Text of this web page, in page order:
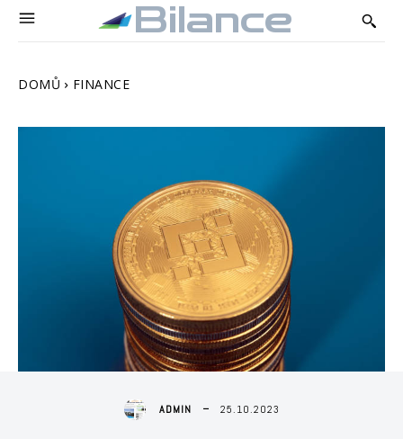
Bilance
DOMŮ FINANCE
ADMIN 25.10.2023